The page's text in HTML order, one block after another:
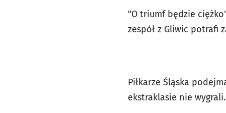
"O triumf będzie
zespół z Gliwic potrafi
Piłkarze Śląska
ekstraklasie nie